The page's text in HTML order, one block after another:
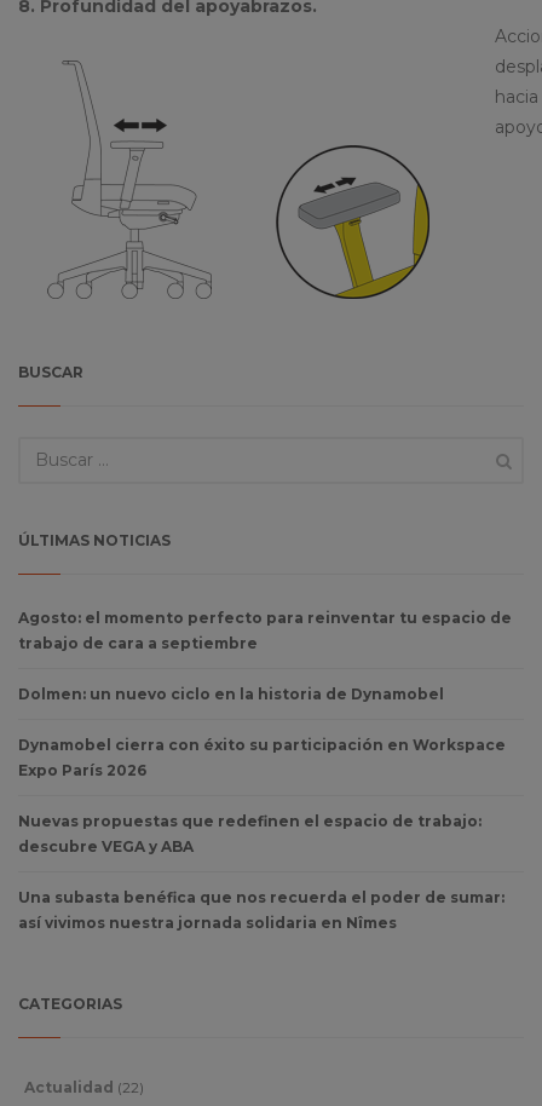
8. Profundidad del apoyabrazos.
BUSCAR
ÚLTIMAS NOTICIAS
Agosto: el momento perfecto para reinventar tu espacio de
trabajo de cara a septiembre
Dolmen: un nuevo ciclo en la historia de Dynamobel
Dynamobel cierra con éxito su participación en Workspace
Expo París 2026
Nuevas propuestas que redefinen el espacio de trabajo:
descubre VEGA y ABA
Una subasta benéfica que nos recuerda el poder de sumar:
así vivimos nuestra jornada solidaria en Nîmes
CATEGORIAS
Actualidad (22)